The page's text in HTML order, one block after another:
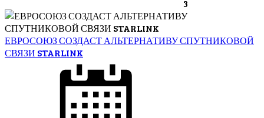
3
ЕВРОСОЮЗ СОЗДАСТ АЛЬТЕРНАТИВУ СПУТНИКОВОЙ
СВЯЗИ STARLINK